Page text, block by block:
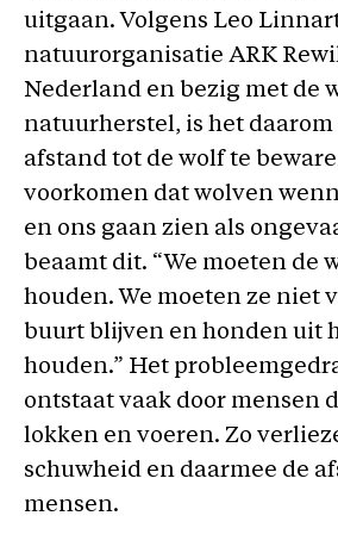
uitgaan. Volgens Leo
natuurorganisatie ARK
Nederland en bezig met de
natuurherstel, is het daarom
afstand tot de wolf te
voorkomen dat wolven
en ons gaan zien als
beaamt dit. “We moeten de
houden. We moeten ze niet
buurt blijven en honden uit
houden.” Het
ontstaat vaak door mensen
lokken en voeren. Zo
schuwheid en daarmee de
mensen.